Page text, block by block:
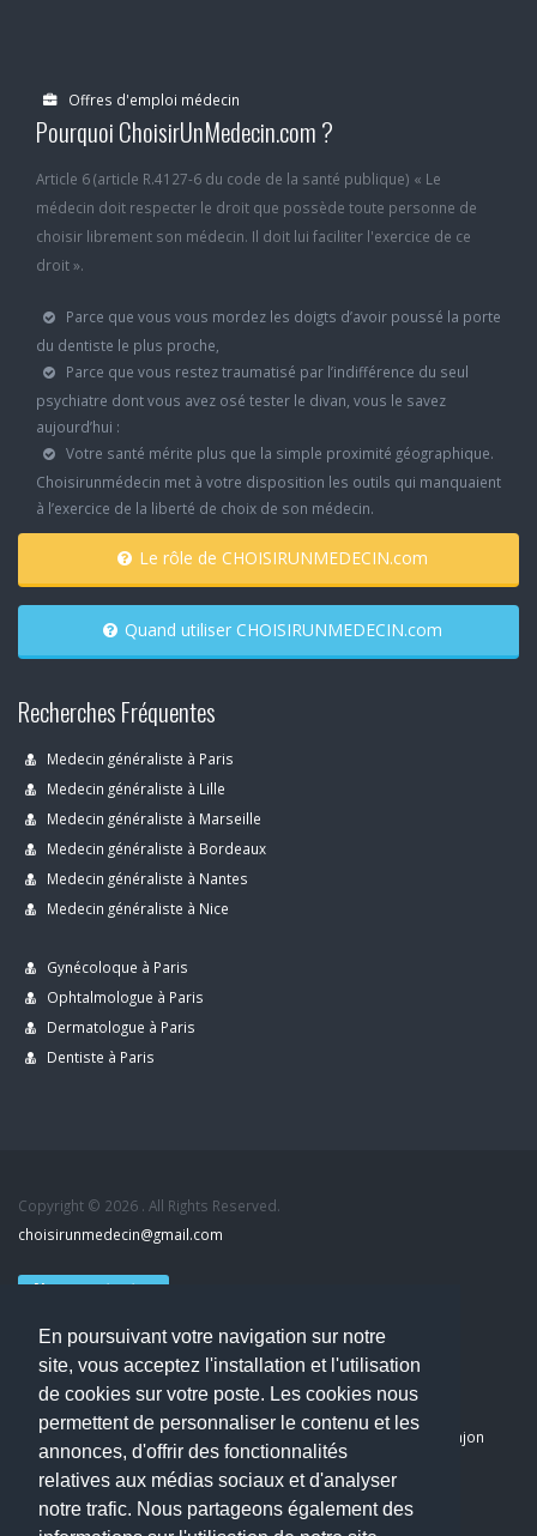
En poursuivant votre navigation sur notre
site, vous acceptez l'installation et l'utilisation
de cookies sur votre poste. Les cookies nous
permettent de personnaliser le contenu et les
annonces, d'offrir des fonctionnalités
relatives aux médias sociaux et d'analyser
notre trafic. Nous partageons également des
Offres d'emploi médecin
Pourquoi ChoisirUnMedecin.com ?
Article 6 (article R.4127-6 du code de la santé publique) « Le
médecin doit respecter le droit que possède toute personne de
choisir librement son médecin. Il doit lui faciliter l'exercice de ce
droit ».
Parce que vous vous mordez les doigts d’avoir poussé la porte
du dentiste le plus proche,
Parce que vous restez traumatisé par l’indifférence du seul
psychiatre dont vous avez osé tester le divan, vous le savez
aujourd’hui :
Votre santé mérite plus que la simple proximité géographique.
Choisirunmédecin met à votre disposition les outils qui manquaient
à l’exercice de la liberté de choix de son médecin.
Le rôle de CHOISIRUNMEDECIN.com
Quand utiliser CHOISIRUNMEDECIN.com
Recherches Fréquentes
Medecin généraliste à Paris
Medecin généraliste à Lille
Medecin généraliste à Marseille
Medecin généraliste à Bordeaux
Medecin généraliste à Nantes
Medecin généraliste à Nice
Gynécoloque à Paris
Ophtalmologue à Paris
Dermatologue à Paris
Dentiste à Paris
Copyright © 2026 . All Rights Reserved.
choisirunmedecin@gmail.com
Nous contacter
Dernier avis : PASCAL DELCAMPE, Chirurgien maxillo-faciale à Arpajon
Mentions légales